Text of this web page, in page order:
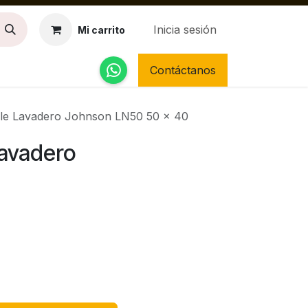
Mi carrito Inicia sesión
Contáctanos
Lavadero Johnson LN50 50 x 40